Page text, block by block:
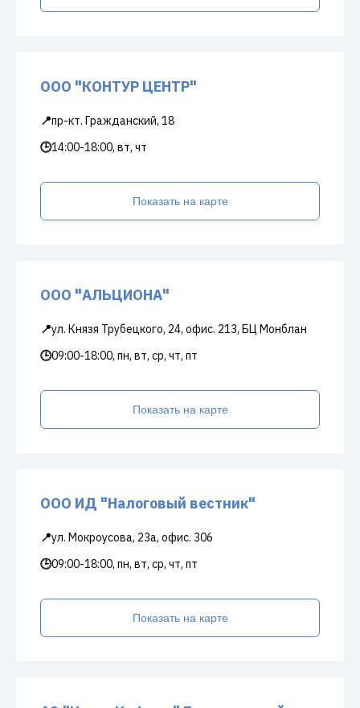
ООО "КОНТУР ЦЕНТР"
📍пр-кт. Гражданский, 18
🕒14:00-18:00, вт, чт
Показать на карте
ООО "АЛЬЦИОНА"
📍ул. Князя Трубецкого, 24, офис. 213, БЦ Монблан
🕒09:00-18:00, пн, вт, ср, чт, пт
Показать на карте
ООО ИД "Налоговый вестник"
📍ул. Мокроусова, 23а, офис. 306
🕒09:00-18:00, пн, вт, ср, чт, пт
Показать на карте